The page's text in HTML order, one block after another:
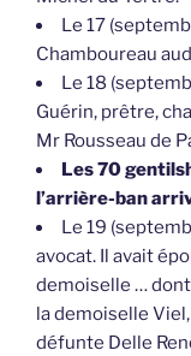
Le 17
Chamboureau
Le 18
Guérin, prêtre,
Mr Rousseau de
Les 70
l’arrière-ban
Le 19
avocat. Il avait
demoiselle … dont
la demoiselle
défunte Delle